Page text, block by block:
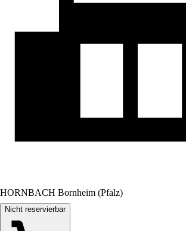
HORNBACH Bornheim (Pfalz)
Nicht reservierbar